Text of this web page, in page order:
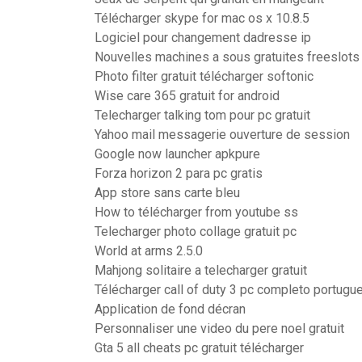
Télécharger skype for mac os x 10.8.5
Logiciel pour changement dadresse ip
Nouvelles machines a sous gratuites freeslots
Photo filter gratuit télécharger softonic
Wise care 365 gratuit for android
Telecharger talking tom pour pc gratuit
Yahoo mail messagerie ouverture de session
Google now launcher apkpure
Forza horizon 2 para pc gratis
App store sans carte bleu
How to télécharger from youtube ss
Telecharger photo collage gratuit pc
World at arms 2.5.0
Mahjong solitaire a telecharger gratuit
Télécharger call of duty 3 pc completo
Application de fond décran
Personnaliser une video du pere noel gratuit
Gta 5 all cheats pc gratuit télécharger